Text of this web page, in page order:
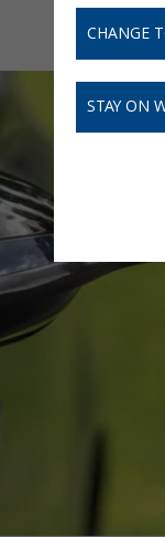
CHANGE
STAY ON